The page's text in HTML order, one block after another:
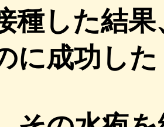
種した結
に成功した